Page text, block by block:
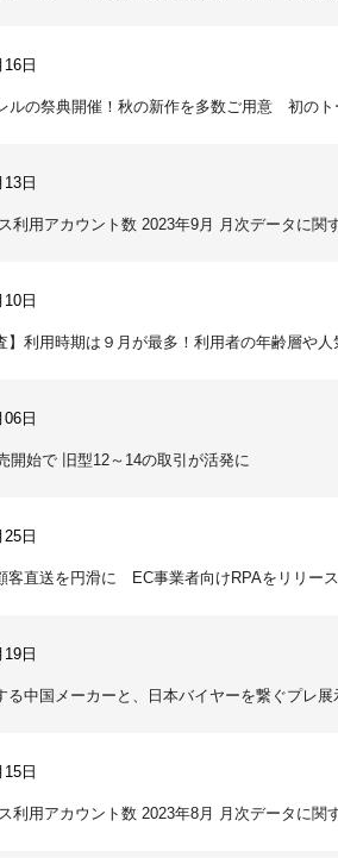
日
ルの祭典開催！秋の新作を多数ご用意 初のト
日
利用アカウント数 2023年9月 月次データに関
日
】利用時期は９月が最多！利用者の年齢層や人
日
開始で 旧型12～14の取引が活発に
日
客直送を円滑に EC事業者向けRPAをリリース
日
る中国メーカーと、日本バイヤーを繋ぐプレ展
日
利用アカウント数 2023年8月 月次データに関